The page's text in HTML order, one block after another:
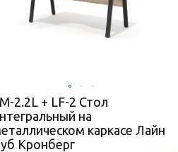
2.2L + LF-2 Стол
на
каркасе Лайн
Кронберг